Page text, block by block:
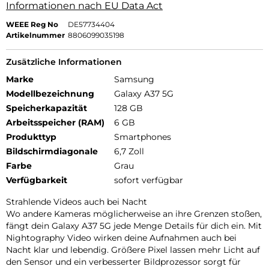
Informationen nach EU Data Act
WEEE Reg No
DE57734404
Artikelnummer 8806099035198
Zusätzliche Informationen
Marke
Samsung
Modellbezeichnung
Galaxy A37 5G
Speicherkapazität
128 GB
Arbeitsspeicher (RAM)
6 GB
Produkttyp
Smartphones
Bildschirmdiagonale
6,7 Zoll
Farbe
Grau
Verfügbarkeit
sofort verfügbar
Strahlende Videos auch bei Nacht
Wo andere Kameras möglicherweise an ihre Grenzen stoßen,
fängt dein Galaxy A37 5G jede Menge Details für dich ein. Mit
Nightography Video wirken deine Aufnahmen auch bei
Nacht klar und lebendig. Größere Pixel lassen mehr Licht auf
den Sensor und ein verbesserter Bildprozessor sorgt für